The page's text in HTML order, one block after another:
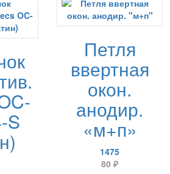
S
Петля
ввертная
окон.
анодир.
«м+п»
1475
80 ₽